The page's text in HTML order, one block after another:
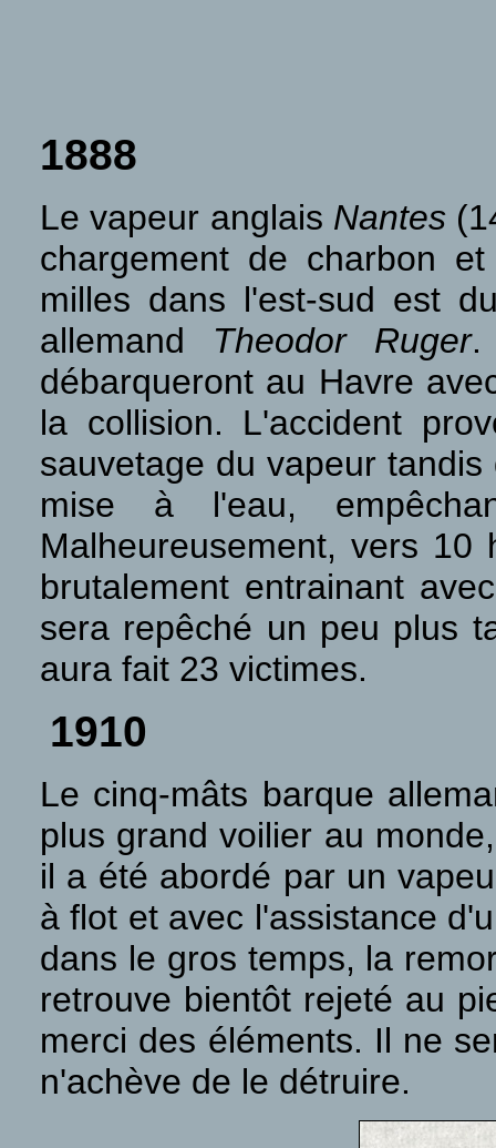
1888
Le vapeur anglais Nantes
chargement de charbon
milles dans l'est-sud est
allemand Theodor Ruger.
débarqueront au Havre
la collision. L'accident
sauvetage du vapeur
mise à l'eau,
Malheureusement,vers 10
brutalement entrainant
sera repêché un peu plus
aura fait 23 victimes.
1910
Le cinq-mâts barque
plus grand voilier au
il a été abordé par un
à flot et avec l'assistance
dans le gros temps, la
retrouve bientôt rejeté au
merci des éléments. Il ne
n'achève de le détruire.